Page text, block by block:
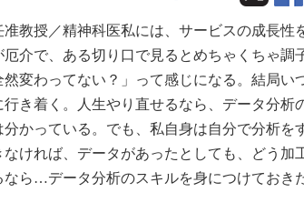
教授／精神科医私には、サービスの成長性
介で、ある切り口で見るとめちゃくちゃ調
変わってない？」って感じになる。結局い
き着く。人生やり直せるなら、データ分析
かっている。でも、私自身は自分で分析を
ければ、データがあったとしても、どう加
ら…データ分析のスキルを身につけておき